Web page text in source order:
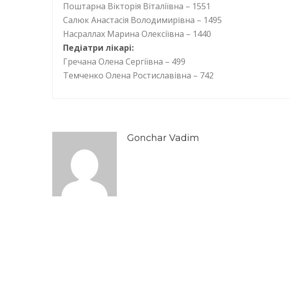
Поштарна Вікторія Віталіївна – 1551
Салюк Анастасія Володимирівна – 1495
Насраллах Марина Олексіївна – 1440
Педіатри лікарі:
Гречана Олена Сергіївна – 499
Темченко Олена Ростиславівна – 742
Gonchar Vadim